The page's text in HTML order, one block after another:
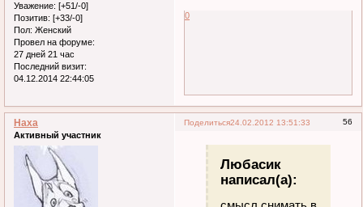
Уважение: [+51/-0]
Позитив: [+33/-0]
Пол: Женский
Провел на форуме:
27 дней 21 час
Последний визит:
04.12.2014 22:44:05
0
Поделиться 56
24.02.2012 13:51:33
Наха
Активный участник
Любасик
написал(а):